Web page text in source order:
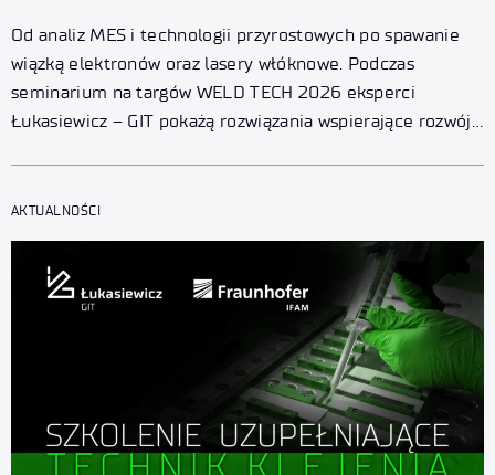
które zmieniają przemysł
Od analiz MES i technologii przyrostowych po spawanie
wiązką elektronów oraz lasery włóknowe. Podczas
seminarium na targów WELD TECH 2026 eksperci
Łukasiewicz – GIT pokażą rozwiązania wspierające rozwój
AKTUALNOŚCI